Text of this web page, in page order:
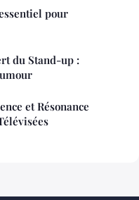
pour
du Stand-up :
et Résonance